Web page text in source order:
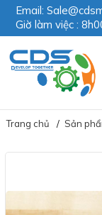
Email:
Giờ làm việc :
Trang chủ Sản